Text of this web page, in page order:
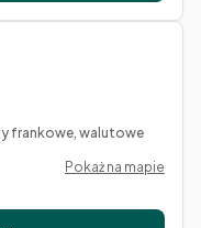
frankowe, walutowe
Pokaż na mapie